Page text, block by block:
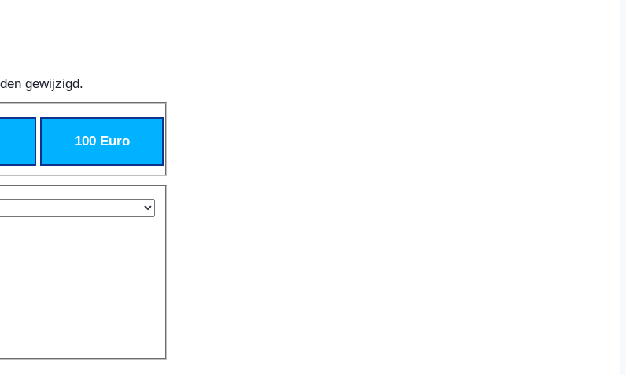
gewijzigd.
100 Euro